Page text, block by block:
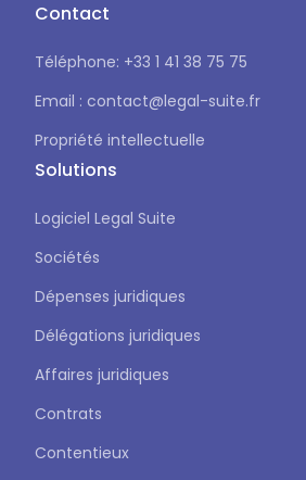
Contact
Téléphone: +33 1 41 38 75 75
Email : contact@legal-suite.fr
Propriété intellectuelle
Solutions
Logiciel Legal Suite
Sociétés
Dépenses juridiques
Délégations juridiques
Affaires juridiques
Contrats
Contentieux